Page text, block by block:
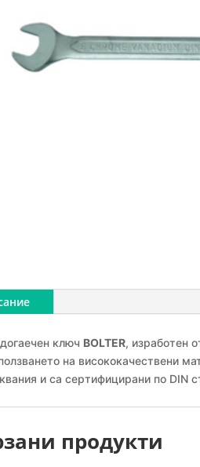
ключ BOLTER, изработен
на висококачествени
и са сертифицирани по DIN
продукти